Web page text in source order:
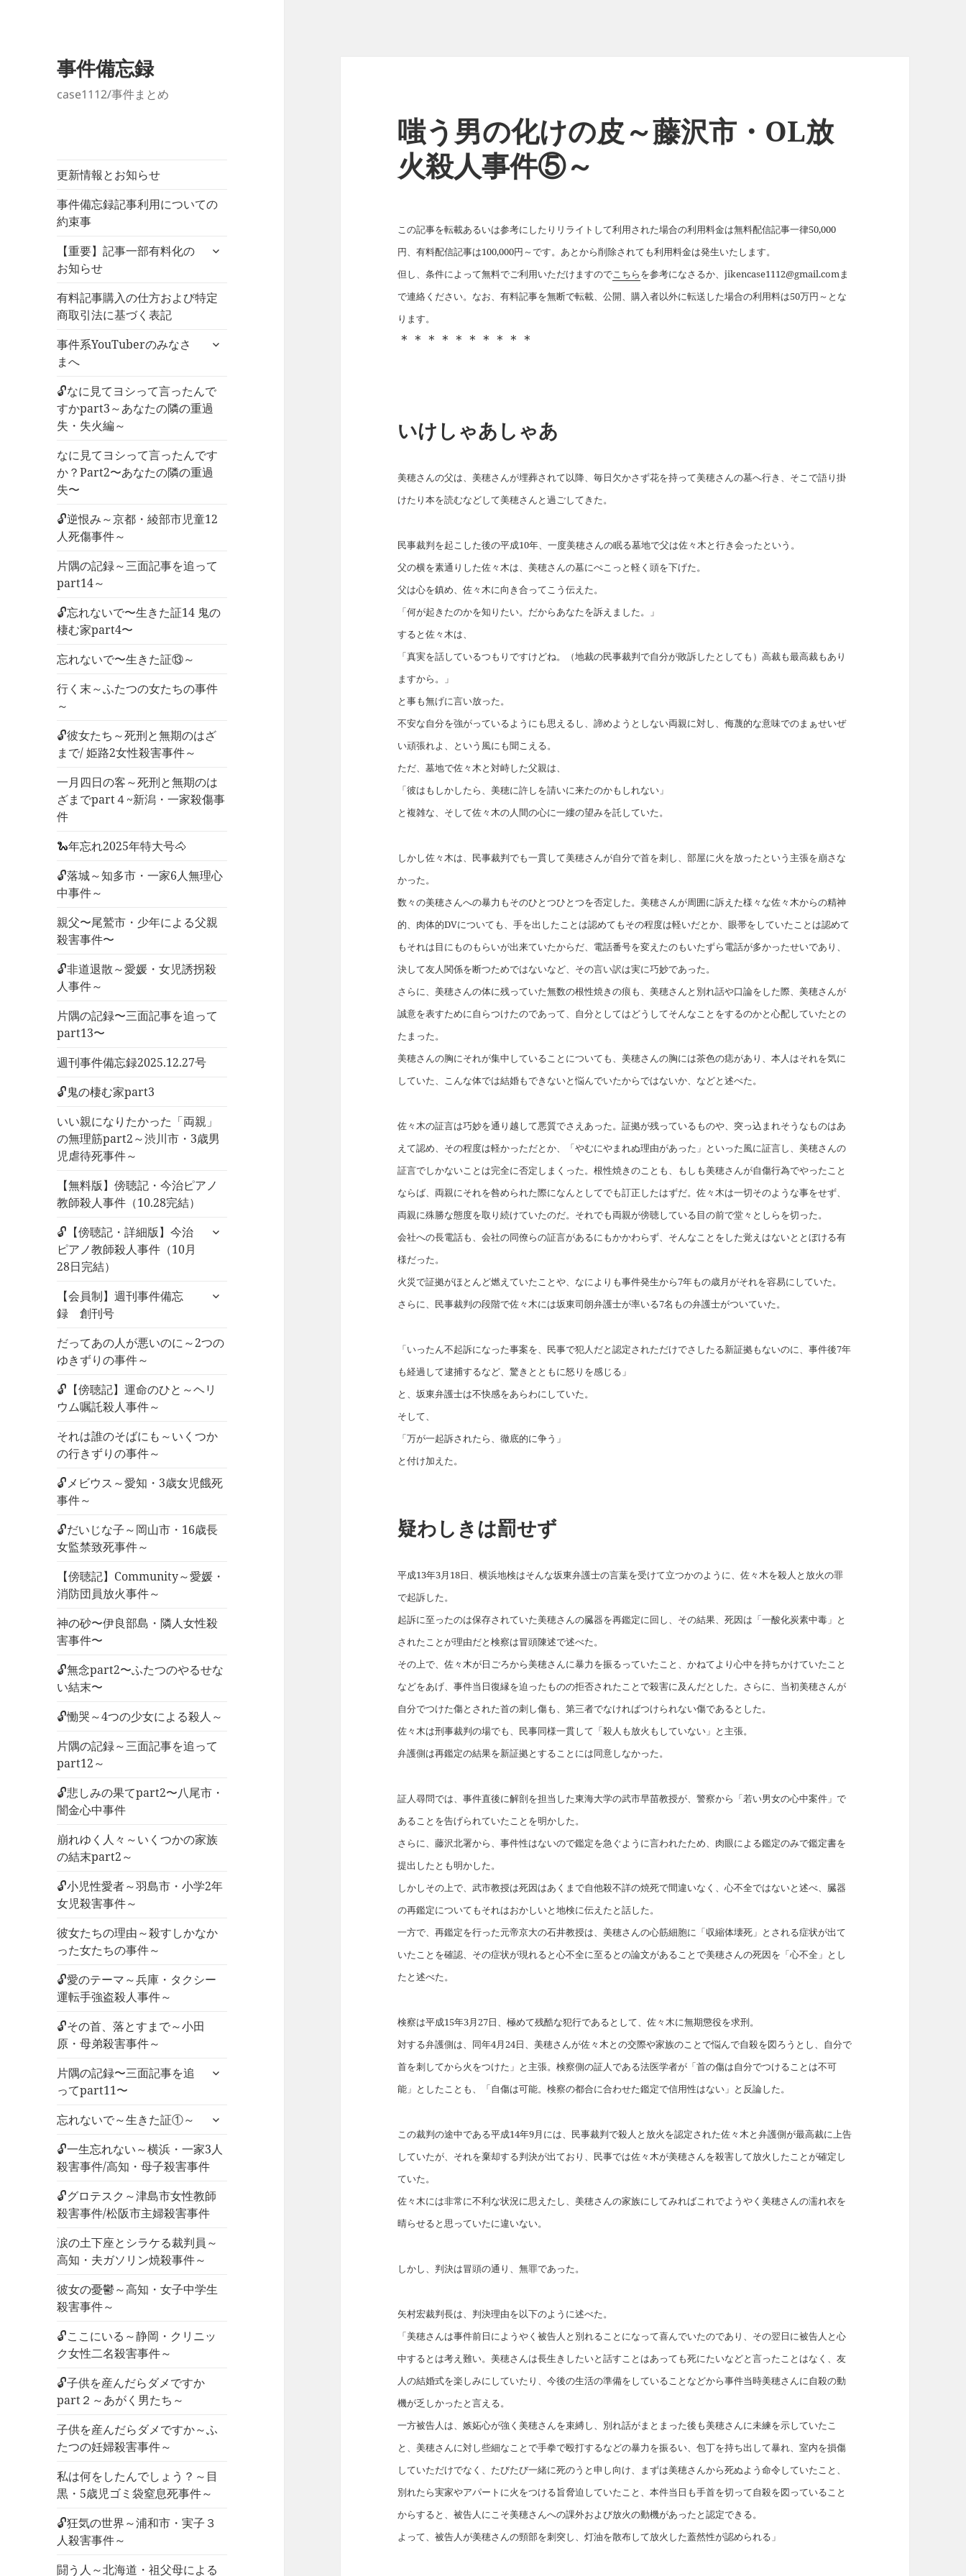
事件備忘録
case1112/事件まとめ
更新情報とお知らせ
事件備忘録記事利用についての
約束事
【重要】記事一部有料化の
お知らせ
サ
ニ
を
有料記事購入の仕方および特定
商取引法に基づく表記
事件系YouTuberのみなさ
まへ
サ
ニ
ュ
展
開
🔓なに見てヨシって言ったんで
すかpart3～あなたの隣の重過
失・失火編～
なに見てヨシって言ったんです
か？Part2〜あなたの隣の重過
失〜
🔓逆恨み～京都・綾部市児童12
人死傷事件～
片隅の記録～三面記事を追って
part14～
🔓忘れないで〜生きた証14 鬼の
棲む家part4〜
忘れないで〜生きた証⑬～
行く末～ふたつの女たちの事件
～
🔓彼女たち～死刑と無期のはざ
まで/ 姫路2女性殺害事件～
一月四日の客～死刑と無期のは
ざまでpart４~新潟・一家殺傷事
件
🐍年忘れ2025年特大号🐴
🔓落城～知多市・一家6人無理心
中事件～
親父〜尾鷲市・少年による父親
殺害事件〜
🔓非道退散～愛媛・女児誘拐殺
人事件～
片隅の記録〜三面記事を追って
part13〜
週刊事件備忘録2025.12.27号
🔓鬼の棲む家part3
いい親になりたかった「両親」
の無理筋part2～渋川市・3歳男
児虐待死事件～
【無料版】傍聴記・今治ピアノ
教師殺人事件（10.28完結）
🔓【傍聴記・詳細版】今治
ピアノ教師殺人事件（10月
28日完結）
サ
ュ
展
【会員制】週刊事件備忘
録 創刊号
サ
ニ
を
だってあの人が悪いのに～2つの
ゆきずりの事件～
🔓【傍聴記】運命のひと～ヘリ
ウム嘱託殺人事件～
それは誰のそばにも～いくつか
の行きずりの事件～
🔓メビウス～愛知・3歳女児餓死
事件～
🔓だいじな子～岡山市・16歳長
女監禁致死事件～
【傍聴記】Community～愛媛・
消防団員放火事件～
神の砂〜伊良部島・隣人女性殺
害事件〜
🔓無念part2〜ふたつのやるせな
い結末〜
🔓慟哭～4つの少女による殺人～
片隅の記録～三面記事を追って
part12～
🔓悲しみの果てpart2〜八尾市・
闇金心中事件
崩れゆく人々～いくつかの家族
の結末part2～
🔓小児性愛者～羽島市・小学2年
女児殺害事件～
彼女たちの理由～殺すしかなか
った女たちの事件～
🔓愛のテーマ～兵庫・タクシー
運転手強盗殺人事件～
🔓その首、落とすまで～小田
原・母弟殺害事件～
片隅の記録〜三面記事を追
ってpart11〜
サ
ニ
ー
を
開
忘れないで～生きた証①～
サ
メ
ニ
ー
を
開
🔓一生忘れない～横浜・一家3人
殺害事件/高知・母子殺害事件
🔓グロテスク～津島市女性教師
殺害事件/松阪市主婦殺害事件
涙の土下座とシラケる裁判員～
高知・夫ガソリン焼殺事件～
彼女の憂鬱～高知・女子中学生
殺害事件～
🔓ここにいる～静岡・クリニッ
ク女性二名殺害事件～
🔓子供を産んだらダメですか
part２～あがく男たち～
子供を産んだらダメですか～ふ
たつの妊婦殺害事件～
私は何をしたんでしょう？～目
黒・5歳児ゴミ袋窒息死事件～
🔓狂気の世界～浦和市・実子３
人殺害事件～
闘う人～北海道・祖父母による
嗤う男の化けの皮～藤沢市・OL放
火殺人事件⑤～
この記事を転載あるいは参考にしたりリライトして利用された場合の利用料金は無料配信記事一律50,000
円、有料配信記事は100,000円～です。あとから削除されても利用料金は発生いたします。
但し、条件によって無料でご利用いただけますのでこちらを参考になさるか、jikencase1112@gmail.comま
で連絡ください。なお、有料記事を無断で転載、公開、購入者以外に転送した場合の利用料は50万円～とな
ります。
＊＊＊＊＊＊＊＊＊＊
いけしゃあしゃあ
美穂さんの父は、美穂さんが埋葬されて以降、毎日欠かさず花を持って美穂さんの墓へ行き、そこで語り掛
けたり本を読むなどして美穂さんと過ごしてきた。
民事裁判を起こした後の平成10年、一度美穂さんの眠る墓地で父は佐々木と行き会ったという。
父の横を素通りした佐々木は、美穂さんの墓にぺこっと軽く頭を下げた。
父は心を鎮め、佐々木に向き合ってこう伝えた。
「何が起きたのかを知りたい。だからあなたを訴えました。」
すると佐々木は、
「真実を話しているつもりですけどね。（地裁の民事裁判で自分が敗訴したとしても）高裁も最高裁もあり
ますから。」
と事も無げに言い放った。
不安な自分を強がっているようにも思えるし、諦めようとしない両親に対し、侮蔑的な意味でのまぁせいぜ
い頑張れよ、という風にも聞こえる。
ただ、墓地で佐々木と対峙した父親は、
「彼はもしかしたら、美穂に許しを請いに来たのかもしれない」
と複雑な、そして佐々木の人間の心に一縷の望みを託していた。
しかし佐々木は、民事裁判でも一貫して美穂さんが自分で首を刺し、部屋に火を放ったという主張を崩さな
かった。
数々の美穂さんへの暴力もそのひとつひとつを否定した。美穂さんが周囲に訴えた様々な佐々木からの精神
的、肉体的DVについても、手を出したことは認めてもその程度は軽いだとか、眼帯をしていたことは認めて
もそれは目にものもらいが出来ていたからだ、電話番号を変えたのもいたずら電話が多かったせいであり、
決して友人関係を断つためではないなど、その言い訳は実に巧妙であった。
さらに、美穂さんの体に残っていた無数の根性焼きの痕も、美穂さんと別れ話や口論をした際、美穂さんが
誠意を表すために自らつけたのであって、自分としてはどうしてそんなことをするのかと心配していたとの
たまった。
美穂さんの胸にそれが集中していることについても、美穂さんの胸には茶色の痣があり、本人はそれを気に
していた、こんな体では結婚もできないと悩んでいたからではないか、などと述べた。
佐々木の証言は巧妙を通り越して悪質でさえあった。証拠が残っているものや、突っ込まれそうなものはあ
えて認め、その程度は軽かっただとか、「やむにやまれぬ理由があった」といった風に証言し、美穂さんの
証言でしかないことは完全に否定しまくった。根性焼きのことも、もしも美穂さんが自傷行為でやったこと
ならば、両親にそれを咎められた際になんとしてでも訂正したはずだ。佐々木は一切そのような事をせず、
両親に殊勝な態度を取り続けていたのだ。それでも両親が傍聴している目の前で堂々としらを切った。
会社への長電話も、会社の同僚らの証言があるにもかかわらず、そんなことをした覚えはないととぼける有
様だった。
火災で証拠がほとんど燃えていたことや、なによりも事件発生から7年もの歳月がそれを容易にしていた。
さらに、民事裁判の段階で佐々木には坂東司朗弁護士が率いる7名もの弁護士がついていた。
「いったん不起訴になった事案を、民事で犯人だと認定されただけでさしたる新証拠もないのに、事件後7年
も経過して逮捕するなど、驚きとともに怒りを感じる」
と、坂東弁護士は不快感をあらわにしていた。
そして、
「万が一起訴されたら、徹底的に争う」
と付け加えた。
疑わしきは罰せず
平成13年3月18日、横浜地検はそんな坂東弁護士の言葉を受けて立つかのように、佐々木を殺人と放火の罪
で起訴した。
起訴に至ったのは保存されていた美穂さんの臓器を再鑑定に回し、その結果、死因は「一酸化炭素中毒」と
されたことが理由だと検察は冒頭陳述で述べた。
その上で、佐々木が日ごろから美穂さんに暴力を振るっていたこと、かねてより心中を持ちかけていたこと
などをあげ、事件当日復縁を迫ったものの拒否されたことで殺害に及んだとした。さらに、当初美穂さんが
自分でつけた傷とされた首の刺し傷も、第三者でなければつけられない傷であるとした。
佐々木は刑事裁判の場でも、民事同様一貫して「殺人も放火もしていない」と主張。
弁護側は再鑑定の結果を新証拠とすることには同意しなかった。
証人尋問では、事件直後に解剖を担当した東海大学の武市早苗教授が、警察から「若い男女の心中案件」で
あることを告げられていたことを明かした。
さらに、藤沢北署から、事件性はないので鑑定を急ぐように言われたため、肉眼による鑑定のみで鑑定書を
提出したとも明かした。
しかしその上で、武市教授は死因はあくまで自他殺不詳の焼死で間違いなく、心不全ではないと述べ、臓器
の再鑑定についてもそれはおかしいと地検に伝えたと話した。
一方で、再鑑定を行った元帝京大の石井教授は、美穂さんの心筋細胞に「収縮体壊死」とされる症状が出て
いたことを確認、その症状が現れると心不全に至るとの論文があることで美穂さんの死因を「心不全」とし
たと述べた。
検察は平成15年3月27日、極めて残酷な犯行であるとして、佐々木に無期懲役を求刑。
対する弁護側は、同年4月24日、美穂さんが佐々木との交際や家族のことで悩んで自殺を図ろうとし、自分で
首を刺してから火をつけた」と主張。検察側の証人である法医学者が「首の傷は自分でつけることは不可
能」としたことも、「自傷は可能。検察の都合に合わせた鑑定で信用性はない」と反論した。
この裁判の途中である平成14年9月には、民事裁判で殺人と放火を認定された佐々木と弁護側が最高裁に上告
していたが、それを棄却する判決が出ており、民事では佐々木が美穂さんを殺害して放火したことが確定し
ていた。
佐々木には非常に不利な状況に思えたし、美穂さんの家族にしてみればこれでようやく美穂さんの濡れ衣を
晴らせると思っていたに違いない。
しかし、判決は冒頭の通り、無罪であった。
矢村宏裁判長は、判決理由を以下のように述べた。
「美穂さんは事件前日にようやく被告人と別れることになって喜んでいたのであり、その翌日に被告人と心
中するとは考え難い。美穂さんは長生きしたいと話すことはあっても死にたいなどと言ったことはなく、友
人の結婚式を楽しみにしていたり、今後の生活の準備をしていることなどから事件当時美穂さんに自殺の動
機が乏しかったと言える。
一方被告人は、嫉妬心が強く美穂さんを束縛し、別れ話がまとまった後も美穂さんに未練を示していたこ
と、美穂さんに対し些細なことで手拳で殴打するなどの暴力を振るい、包丁を持ち出して暴れ、室内を損傷
していただけでなく、たびたび一緒に死のうと申し向け、まずは美穂さんから死ぬよう命令していたこと、
別れたら実家やアパートに火をつける旨脅迫していたこと、本件当日も手首を切って自殺を図っていること
からすると、被告人にこそ美穂さんへの課外および放火の動機があったと認定できる。
よって、被告人が美穂さんの頸部を刺突し、灯油を散布して放火した蓋然性が認められる」